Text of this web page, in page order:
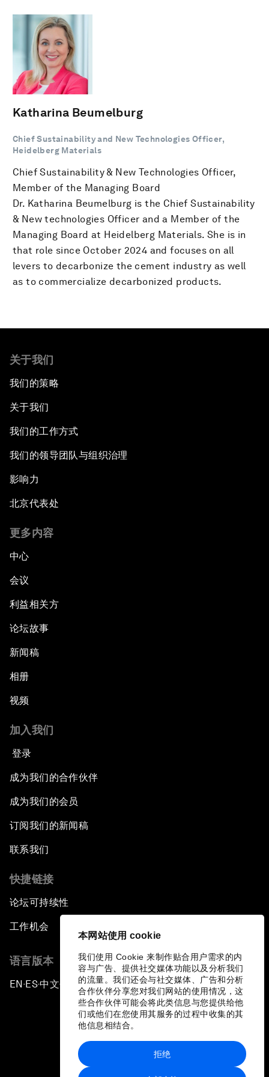
本网站使用 cookie
我们使用 Cookie 来制作贴合用户需求的内
容与广告、提供社交媒体功能以及分析我们
的流量。我们还会与社交媒体、广告和分析
合作伙伴分享您对我们网站的使用情况，这
些合作伙伴可能会将此类信息与您提供给他
们或他们在您使用其服务的过程中收集的其
他信息相结合。
拒绝
Katharina Beumelburg
Chief Sustainability and New Technologies Officer,
Heidelberg Materials
Chief Sustainability & New Technologies Officer,
Member of the Managing Board
Dr. Katharina Beumelburg is the Chief Sustainability
& New technologies Officer and a Member of the
Managing Board at Heidelberg Materials. She is in
that role since October 2024 and focuses on all
levers to decarbonize the cement industry as well
as to commercialize decarbonized products.
关于我们
我们的策略
关于我们
我们的工作方式
我们的领导团队与组织治理
影响力
北京代表处
更多内容
中心
会议
利益相关方
论坛故事
新闻稿
相册
视频
加入我们
登录
成为我们的合作伙伴
成为我们的会员
订阅我们的新闻稿
联系我们
快捷链接
论坛可持续性
工作机会
语言版本
EN ▪ES▪中文▪ 日本語